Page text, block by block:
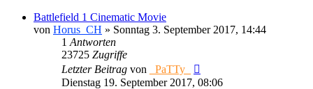
Battlefield 1 Cinematic Movie
von Horus_CH » Sonntag 3. September 2017, 14:44
1 Antworten
23725 Zugriffe
Letzter Beitrag von
_PaTTy_
Dienstag 19. September 2017, 08:06